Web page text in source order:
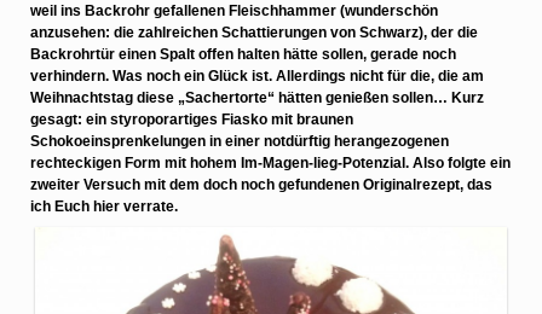
weil ins Backrohr gefallenen Fleischhammer (wunderschön
anzusehen: die zahlreichen Schattierungen von Schwarz), der die
Backrohrtür einen Spalt offen halten hätte sollen, gerade noch
verhindern. Was noch ein Glück ist. Allerdings nicht für die, die am
Weihnachtstag diese „Sachertorte“ hätten genießen sollen… Kurz
gesagt: ein styroporartiges Fiasko mit braunen
Schokoeinsprenkelungen in einer notdürftig herangezogenen
rechteckigen Form mit hohem Im-Magen-lieg-Potenzial. Also folgte ein
zweiter Versuch mit dem doch noch gefundenen Originalrezept, das
ich Euch hier verrate.